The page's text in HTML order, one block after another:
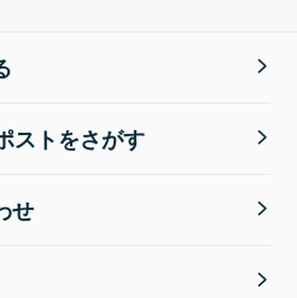
ストをさがす
せ